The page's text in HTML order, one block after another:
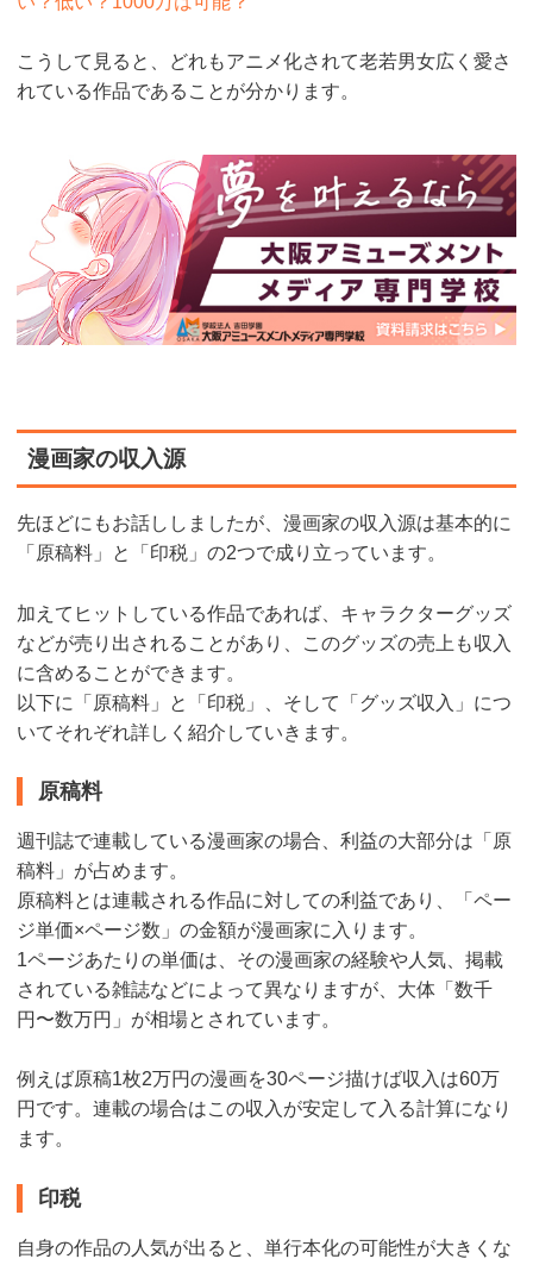
こうして見ると、どれもアニメ化されて老若男女広く愛さ
れている作品であることが分かります。
漫画家の収入源
先ほどにもお話ししましたが、漫画家の収入源は基本的に
「原稿料」と「印税」の2つで成り立っています。
加えてヒットしている作品であれば、キャラクターグッズ
などが売り出されることがあり、このグッズの売上も収入
に含めることができます。
以下に「原稿料」と「印税」、そして「グッズ収入」につ
いてそれぞれ詳しく紹介していきます。
原稿料
週刊誌で連載している漫画家の場合、利益の大部分は「原
稿料」が占めます。
原稿料とは連載される作品に対しての利益であり、「ペー
ジ単価×ページ数」の金額が漫画家に入ります。
1ページあたりの単価は、その漫画家の経験や人気、掲載
されている雑誌などによって異なりますが、大体「数千
円〜数万円」が相場とされています。
例えば原稿1枚2万円の漫画を30ページ描けば収入は60万
円です。連載の場合はこの収入が安定して入る計算になり
ます。
印税
自身の作品の人気が出ると、単行本化の可能性が大きくな